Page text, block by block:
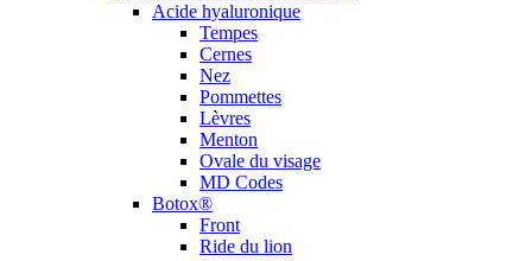
Acide hyaluronique
Tempes
Cernes
Nez
Pommettes
Lèvres
Menton
Ovale du visage
MD Codes
Botox®
Front
Ride du lion